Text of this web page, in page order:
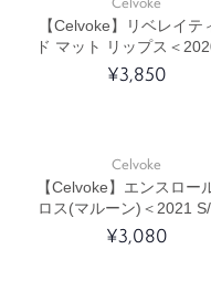
【Celvoke】リベレイテ
ド マット リップス＜
W Collection＞(テラコッ
¥3,850
Celvoke
【Celvoke】エンスロー
ロス(マルーン)＜2021
ollection＞
¥3,080